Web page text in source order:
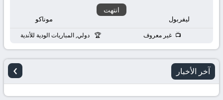
ليفربول
انتهت
موناكو
غير معروف دولي, المباريات الودية للأندية
آخر الأخبار ›